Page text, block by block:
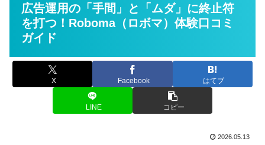
広告運用の「手間」と「ムダ」に終止符
を打つ！Roboma（ロボマ）体験口コミ
ガイド
X Facebook はてブ
LINE コピー
2026.05.13